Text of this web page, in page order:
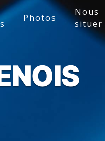
Photos
Nous
situer